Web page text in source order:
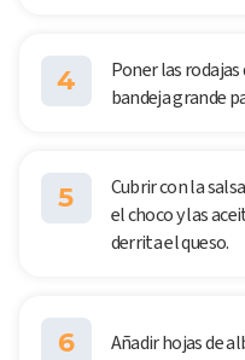
4
Poner las
bandeja grande
5
Cubrir con la
el choco y las
derrita el queso.
6 Añadir hojas de